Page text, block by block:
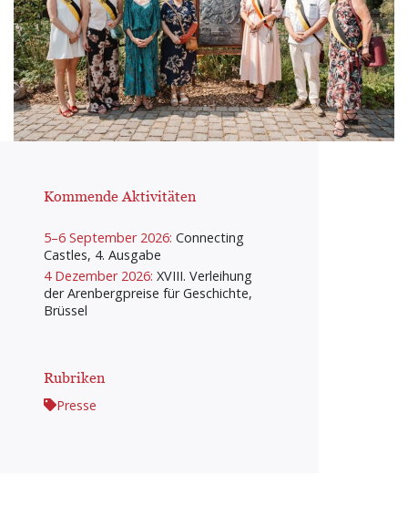
Kommende Aktivitäten
5–6 September 2026: Connecting
Castles, 4. Ausgabe
4 Dezember 2026: XVIII. Verleihung
der Arenbergpreise für Geschichte,
Brüssel
Rubriken
Presse